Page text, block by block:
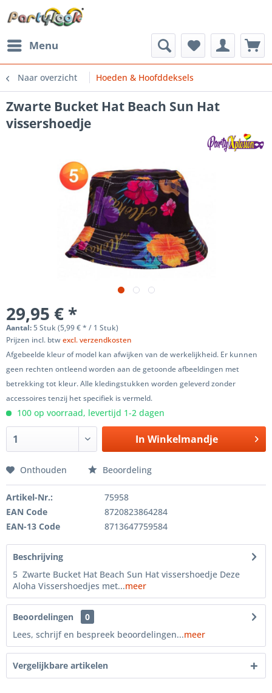
Menu
Naar overzicht Hoeden & Hoofddeksels
Zwarte Bucket Hat Beach Sun Hat
vissershoedje
29,95 € *
Aantal:5 Stuk (5,99 € * / 1 Stuk)
Prijzen incl. btwexcl. verzendkosten
Afgebeelde kleur of model kan afwijken van de werkelijkheid. Er kunnen
geen rechten ontleend worden aan de getoonde afbeeldingen met
betrekking tot kleur. Alle kledingstukken worden geleverd zonder
accessoires tenzij het specifiek is vermeld.
100 op voorraad, levertijd 1-2 dagen
In Winkelmandje
Onthouden Beoordeling
Artikel-Nr.:
75958
EAN Code
8720823864284
EAN-13 Code
8713647759584
Beschrijving
5 Zwarte Bucket Hat Beach Sun Hat vissershoedje Deze
Aloha Vissershoedjes met...meer
Beoordelingen
0
Lees, schrijf en bespreek beoordelingen...meer
Vergelijkbare artikelen